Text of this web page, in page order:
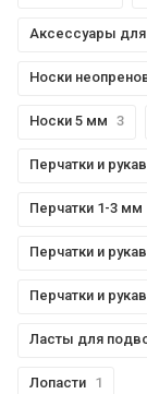
Аксессуары
Носки
Носки 5 мм 3
Перчатки и
Перчатки 1-3 мм
Перчатки и
Перчатки и
Ласты для
Лопасти 1